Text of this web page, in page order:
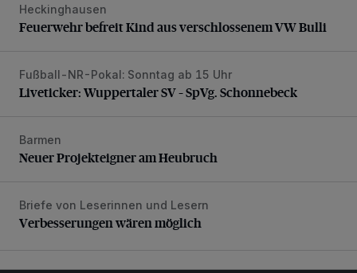
Feuerwehr befreit Kind aus verschlossenem VW Bulli
Heckinghausen
Feuerwehr befreit Kind aus verschlossenem VW Bulli
Liveticker: Wuppertaler SV – SpVg. Schonnebeck
Fußball-NR-Pokal: Sonntag ab 15 Uhr
Liveticker: Wuppertaler SV – SpVg. Schonnebeck
Neuer Projekteigner am Heubruch
Barmen
Neuer Projekteigner am Heubruch
Verbesserungen wären möglich
Briefe von Leserinnen und Lesern
Verbesserungen wären möglich